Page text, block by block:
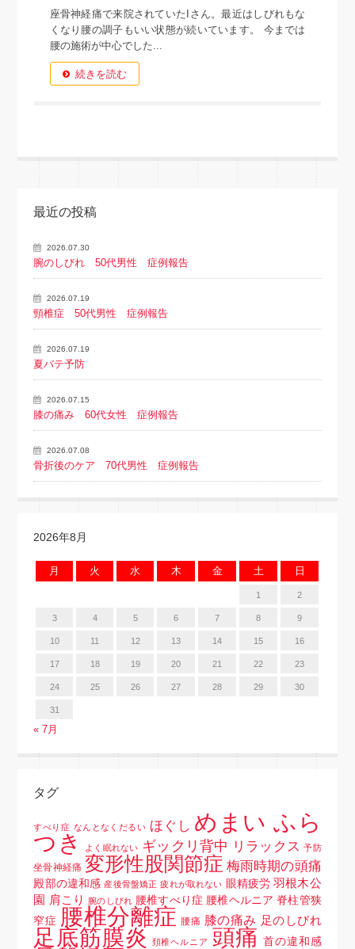
座骨神経痛で来院されていたIさん。最近はしびれもな
くなり腰の調子もいい状態が続いています。 今までは
腰の施術が中心でした...
続きを読む
最近の投稿
2026.07.30
腕のしびれ 50代男性 症例報告
2026.07.19
頸椎症 50代男性 症例報告
2026.07.19
夏バテ予防
2026.07.15
膝の痛み 60代女性 症例報告
2026.07.08
骨折後のケア 70代男性 症例報告
2026年8月
月 火 水 木 金 土 日
1 2
3 4 5 6 7 8 9
10 11 12 13 14 15 16
17 18 19 20 21 22 23
24 25 26 27 28 29 30
31
« 7月
タグ
すべり症 なんとなくだるい ほぐし めまい ふら
つき
よく眠れない ギックリ背中 リラックス 予防
坐骨神経痛 変形性股関節症 梅雨時期の頭痛
殿部の違和感 産後骨盤矯正 疲れが取れない 眼精疲労 羽根木公
園 肩こり 腕のしびれ 腰椎すべり症 腰椎ヘルニア 脊柱管狭
窄症 腰椎分離症 腰痛 膝の痛み 足のしびれ
足底筋膜炎 頚椎ヘルニア 頭痛 首の違和感